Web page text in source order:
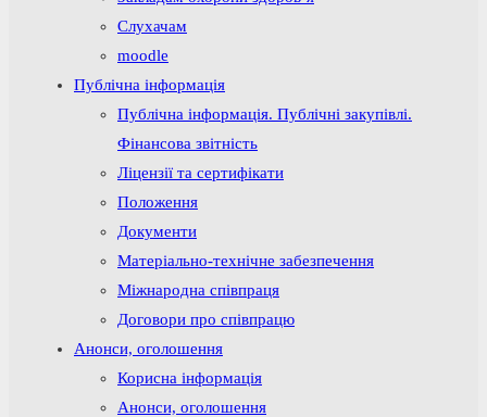
Слухачам
moodle
Публічна інформація
Публічна інформація. Публічні закупівлі.
Фінансова звітність
Ліцензії та сертифікати
Положення
Документи
Матеріально-технічне забезпечення
Міжнародна співпраця
Договори про співпрацю
Анонси, оголошення
Корисна інформація
Анонси, оголошення